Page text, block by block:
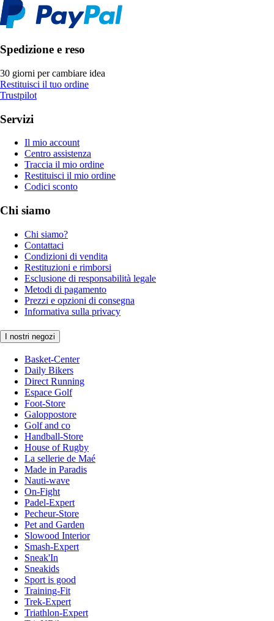
Spedizione e reso
30 giorni per cambiare idea
Restituisci il tuo ordine
Trustpilot
Servizi
Il mio account
Centro assistenza
Traccia il mio ordine
Restituisci il mio ordine
Codici sconto
Chi siamo
Chi siamo?
Contattaci
Condizioni di vendita
Restituzioni e rimborsi
Esclusione di responsabilità legale
Metodi di pagamento
Prezzi e opzioni di consegna
Informativa sulla privacy
I nostri negozi
Basket-Center
Daily Bikers
Direct Running
Espace Golf
Foot-Store
Galoppostore
Golf and co
Handball-Store
House of Rugby
La sellerie de Maé
Made in Paradis
Nauti-wave
On-Fight
Padel-Expert
Pecheur-Store
Pet and Garden
Slowood Interior
Smash-Expert
Sneak'In
Sneakids
Sport is good
Training-Fit
Trek-Expert
Triathlon-Expert